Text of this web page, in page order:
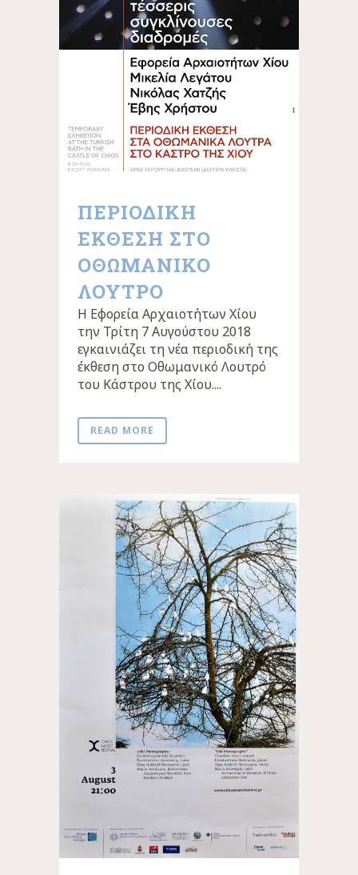
ΠΕΡΙΟΔΙΚΗ
ΕΚΘΕΣΗ ΣΤΟ
ΟΘΩΜΑΝΙΚΟ
ΛΟΥΤΡΟ
Η Εφορεία Αρχαιοτήτων Χίου
την Τρίτη 7 Αυγούστου 2018
εγκαινιάζει τη νέα περιοδική της
έκθεση στο Οθωμανικό Λουτρό
του Κάστρου της Χίου....
READ MORE